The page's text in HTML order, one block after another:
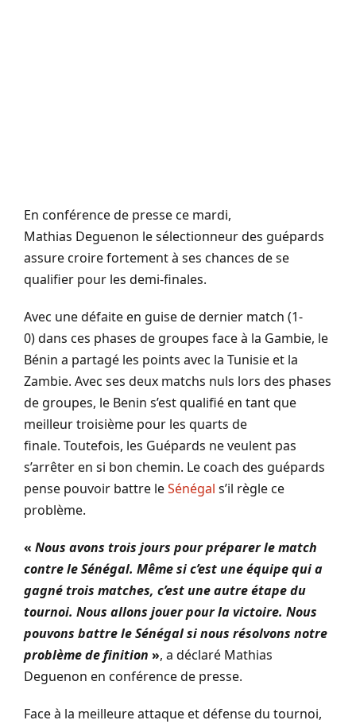
En conférence de presse ce mardi,
Mathias Deguenon le sélectionneur des guépards
assure croire fortement à ses chances de se
qualifier pour les demi-finales.
Avec une défaite en guise de dernier match (1-
0)dans ces phases de groupes face à la Gambie, le
Bénin a partagé les points avec la Tunisie et la
Zambie. Avec ses deux matchs nuls lors des phases
de groupes, le Benin s’est qualifié en tant que
meilleur troisième pour les quarts de
finale. Toutefois, les Guépards ne veulent pas
s’arrêter en si bon chemin. Le coach des guépards
pense pouvoir battre leSénégal s’il règle ce
problème.
« Nous avons trois jours pour préparer le match
contre le Sénégal. Même si c’est une équipe qui a
gagné trois matches, c’est une autre étape du
tournoi. Nous allons jouer pour la victoire. Nous
pouvons battre le Sénégal si nous résolvons notre
problème de finition », a déclaré Mathias
Deguenon en conférence de presse.
Face à la meilleure attaque et défense du tournoi,